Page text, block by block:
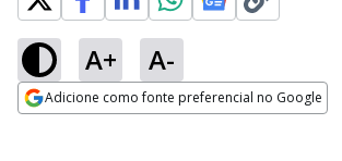
A+ A-
Adicione como fonte preferencial no Google